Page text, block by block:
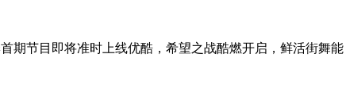
节目即将准时上线优酷，希望之战酷燃开启，鲜活街舞能